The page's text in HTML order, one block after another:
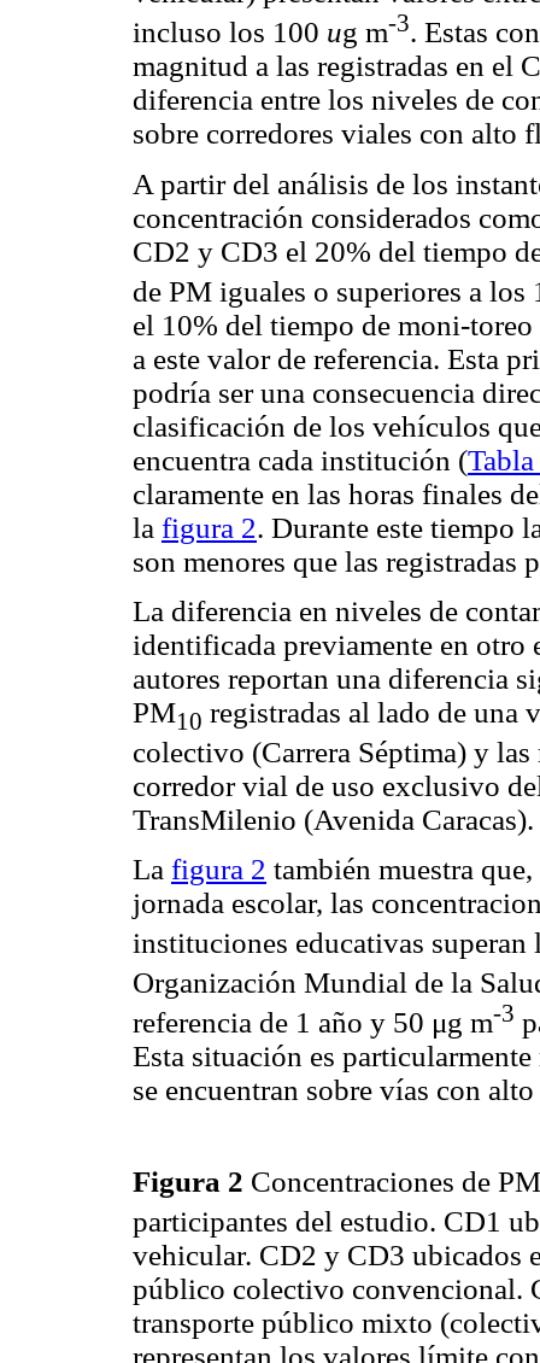
incluso los 100 ug m-3. Estas
magnitud a las registradas en el
diferencia entre los niveles de
sobre corredores viales con
A partir del análisis de los
concentración considerados
CD2 y CD3 el 20% del tiempo
de PM iguales o superiores a los
el 10% del tiempo de moni-
a este valor de referencia. Esta
podría ser una consecuencia
clasificación de los vehículos
encuentra cada institución (
claramente en las horas finales
la figura 2. Durante este tiempo
son menores que las registradas
La diferencia en niveles de
identificada previamente en otro
autores reportan una diferencia
PM10 registradas al lado de una
colectivo (Carrera Séptima) y
corredor vial de uso exclusivo
TransMilenio (Avenida Caracas).
La figura 2 también muestra
jornada escolar, las
instituciones educativas
Organización Mundial de la
referencia de 1 año y 50 μg m-3
Esta situación es
se encuentran sobre vías con
Figura 2 Concentraciones de PM
participantes del estudio. CD1
vehicular. CD2 y CD3 ubicados
público colectivo convencional.
transporte público mixto
representan los valores límite